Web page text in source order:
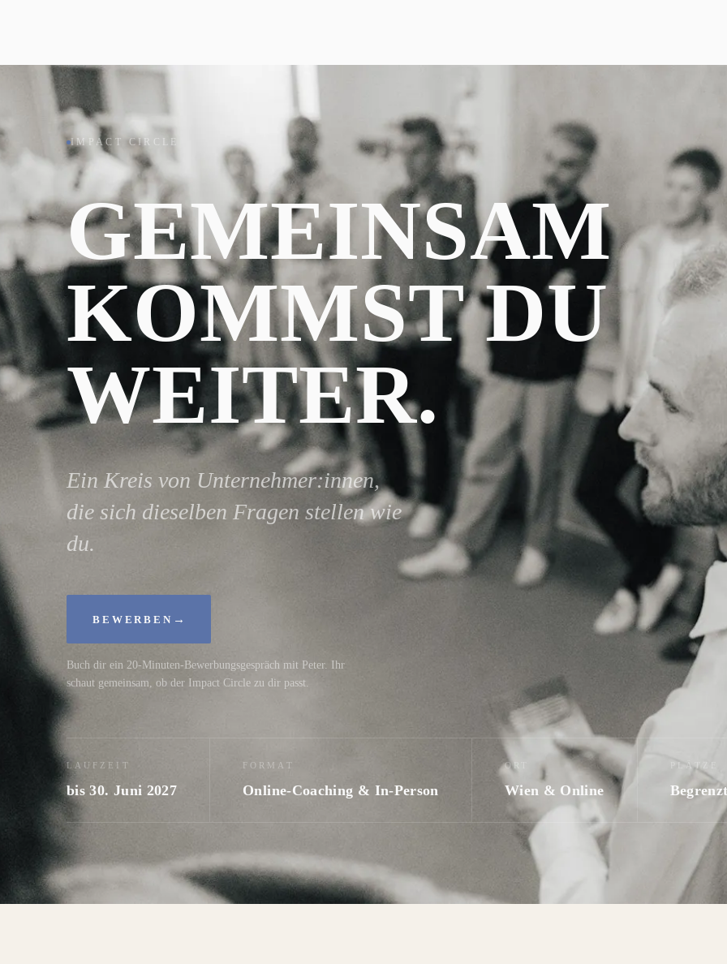
IMPACT CIRCLE
GEMEINSAM
KOMMST DU
WEITER.
Ein Kreis von Unternehmer:innen,
die sich dieselben Fragen stellen wie
du.
BEWERBEN →
Buch dir ein 20-Minuten-Bewerbungsgespräch mit Peter. Ihr
schaut gemeinsam, ob der Impact Circle zu dir passt.
LAUFZEIT
bis 30. Juni 2027
FORMAT
Online-Coaching & In-Person
ORT
Wien & Online
PLÄTZE